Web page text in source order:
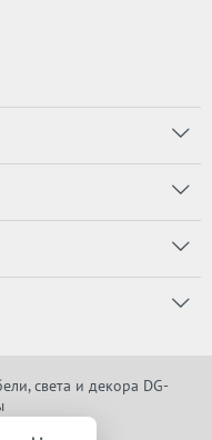
света и декора DG-